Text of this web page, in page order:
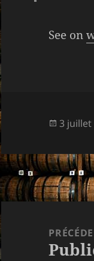
See on
Publié
3 juillet
Navigation
de
l’article
Article